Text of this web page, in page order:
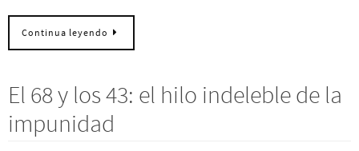
Continua leyendo
El 68 y los 43: el hilo indeleble de la
impunidad